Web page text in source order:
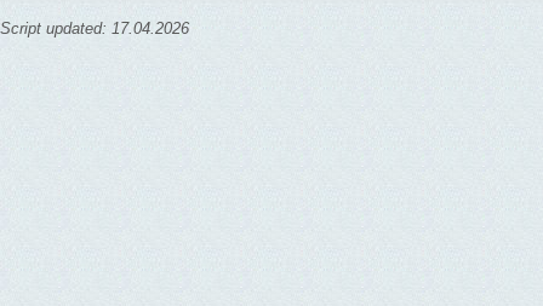
Script updated: 17.04.2026